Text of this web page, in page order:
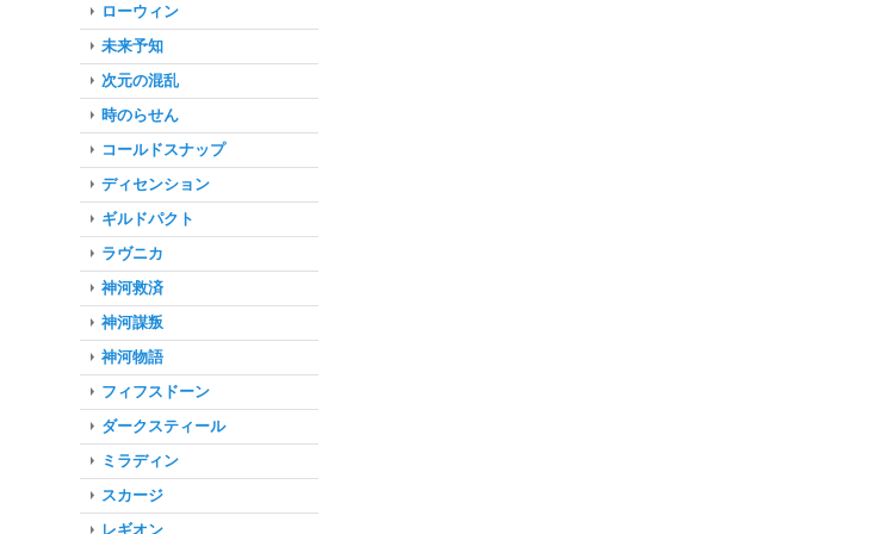
ローウィン
未来予知
次元の混乱
時のらせん
コールドスナップ
ディセンション
ギルドパクト
ラヴニカ
神河救済
神河謀叛
神河物語
フィフスドーン
ダークスティール
ミラディン
スカージ
レギオン